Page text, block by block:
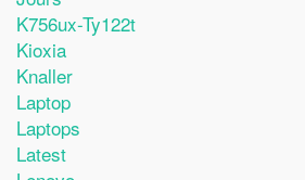
K756ux-Ty122t
Kioxia
Knaller
Laptop
Laptops
Latest